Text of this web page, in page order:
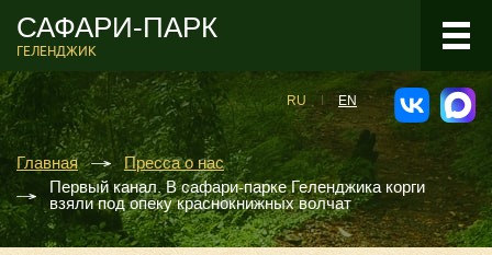
САФАРИ-ПАРК
ГЕЛЕНДЖИК
RU EN
Главная
Пресса о нас
Первый канал. В сафари-парке Геленджика корги
взяли под опеку краснокнижных волчат